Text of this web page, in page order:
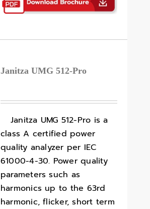
Janitza UMG 512-Pro
Janitza UMG 512-Pro is a
class A certified power
quality analyzer per IEC
61000-4-30. Power quality
parameters such as
harmonics up to the 63rd
harmonic, flicker, short term